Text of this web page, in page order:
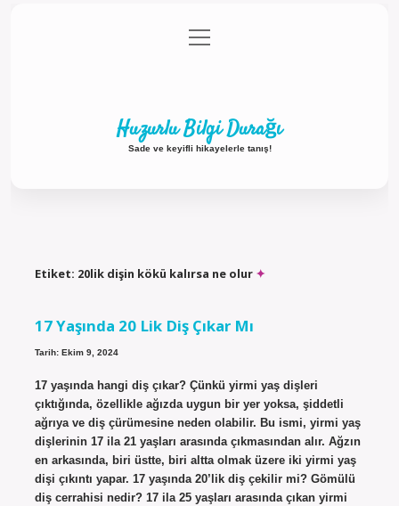
Gizlilik Politikası
menüyü
aç
Huzurlu Bilgi Durağı
Sade ve keyifli hikayelerle tanış!
Etiket: 20lik dişin kökü kalırsa ne olur
17 Yaşında 20 Lik Diş Çıkar Mı
Tarih: Ekim 9, 2024
17 yaşında hangi diş çıkar? Çünkü yirmi yaş dişleri
çıktığında, özellikle ağızda uygun bir yer yoksa, şiddetli
ağrıya ve diş çürümesine neden olabilir. Bu ismi, yirmi yaş
dişlerinin 17 ila 21 yaşları arasında çıkmasından alır. Ağzın
en arkasında, biri üstte, biri altta olmak üzere iki yirmi yaş
dişi çıkıntı yapar. 17 yaşında 20’lik diş çekilir mi? Gömülü
diş cerrahisi nedir? 17 ila 25 yaşları arasında çıkan yirmi